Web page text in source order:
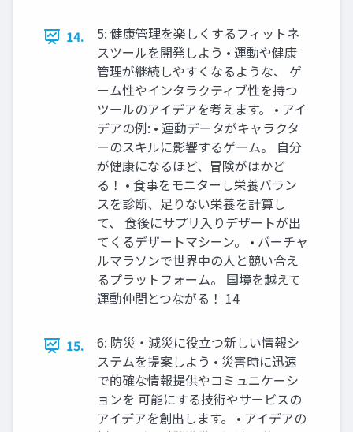
14.
5: 健康管理を楽しくするフィットネ
スツールを開発しよう • 運動や健康
管理が継続しやすくなるような、 ゲ
ーム性やインタラクティブ性を持つ
ツールのアイデアを考えます。 • アイ
デアの例: • 運動データがキャラクタ
ーのスキルに影響するゲーム。 自分
が健康になるほど、冒険がはかど
る！ • 食事をモニターし栄養バラン
スを診断、足りない栄養を計算し
て、 食後にサプリ入りデザートが出
てくるデザートマシーン。 • バーチャ
ルマラソンで世界中の人と競い合え
るプラットフォーム。 国境を越えて
運動仲間とつながる！ 14
15.
6: 防災・減災に役立つ新しい情報シ
ステムを提案しよう • 災害時に迅速
で的確な情報提供やコミュニケーシ
ョンを 可能にする技術やサービスの
アイデアを創出します。 • アイデアの